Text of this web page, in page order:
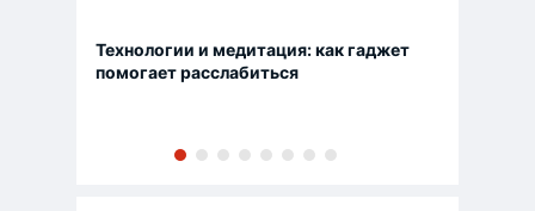
Технологии и медитация: как гаджет
помогает расслабиться